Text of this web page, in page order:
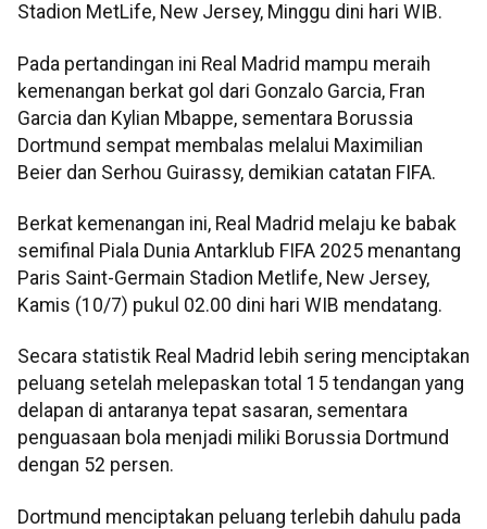
Stadion MetLife, New Jersey, Minggu dini hari WIB.
Pada pertandingan ini Real Madrid mampu meraih
kemenangan berkat gol dari Gonzalo Garcia, Fran
Garcia dan Kylian Mbappe, sementara Borussia
Dortmund sempat membalas melalui Maximilian
Beier dan Serhou Guirassy, demikian catatan FIFA.
Berkat kemenangan ini, Real Madrid melaju ke babak
semifinal Piala Dunia Antarklub FIFA 2025 menantang
Paris Saint-Germain Stadion Metlife, New Jersey,
Kamis (10/7) pukul 02.00 dini hari WIB mendatang.
Secara statistik Real Madrid lebih sering menciptakan
peluang setelah melepaskan total 15 tendangan yang
delapan di antaranya tepat sasaran, sementara
penguasaan bola menjadi miliki Borussia Dortmund
dengan 52 persen.
Dortmund menciptakan peluang terlebih dahulu pada